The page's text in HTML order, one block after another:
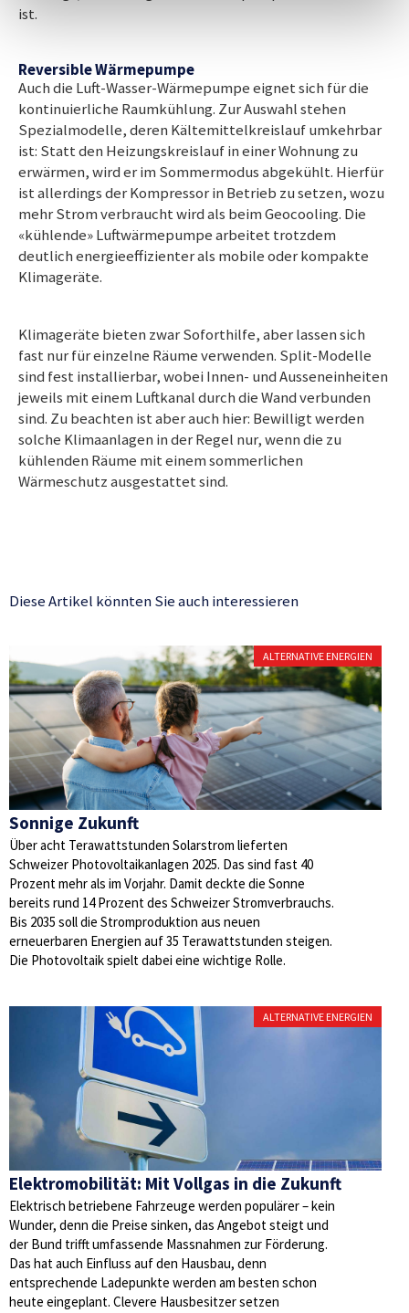
ist.
Reversible Wärmepumpe
Auch die Luft-Wasser-Wärmepumpe eignet sich für die
kontinuierliche Raumkühlung. Zur Auswahl stehen
Spezialmodelle, deren Kältemittelkreislauf umkehrbar
ist: Statt den Heizungskreislauf in einer Wohnung zu
erwärmen, wird er im Sommermodus abgekühlt. Hierfür
ist allerdings der Kompressor in Betrieb zu setzen, wozu
mehr Strom verbraucht wird als beim Geocooling. Die
«kühlende» Luftwärmepumpe arbeitet trotzdem
deutlich energieeffizienter als mobile oder kompakte
Klimageräte.
Klimageräte bieten zwar Soforthilfe, aber lassen sich
fast nur für einzelne Räume verwenden. Split-Modelle
sind fest installierbar, wobei Innen- und Ausseneinheiten
jeweils mit einem Luftkanal durch die Wand verbunden
sind. Zu beachten ist aber auch hier: Bewilligt werden
solche Klimaanlagen in der Regel nur, wenn die zu
kühlenden Räume mit einem sommerlichen
Wärmeschutz ausgestattet sind.
Diese Artikel könnten Sie auch interessieren
ALTERNATIVE ENERGIEN
Sonnige Zukunft
Über acht Terawattstunden Solarstrom lieferten
Schweizer Photovoltaikanlagen 2025. Das sind fast 40
Prozent mehr als im Vorjahr. Damit deckte die Sonne
bereits rund 14 Prozent des Schweizer Stromverbrauchs.
Bis 2035 soll die Stromproduktion aus neuen
erneuerbaren Energien auf 35 Terawattstunden steigen.
Die Photovoltaik spielt dabei eine wichtige Rolle.
ALTERNATIVE ENERGIEN
Elektromobilität: Mit Vollgas in die Zukunft
Elektrisch betriebene Fahrzeuge werden populärer – kein
Wunder, denn die Preise sinken, das Angebot steigt und
der Bund trifft umfassende Massnahmen zur Förderung.
Das hat auch Einfluss auf den Hausbau, denn
entsprechende Ladepunkte werden am besten schon
heute eingeplant. Clevere Hausbesitzer setzen